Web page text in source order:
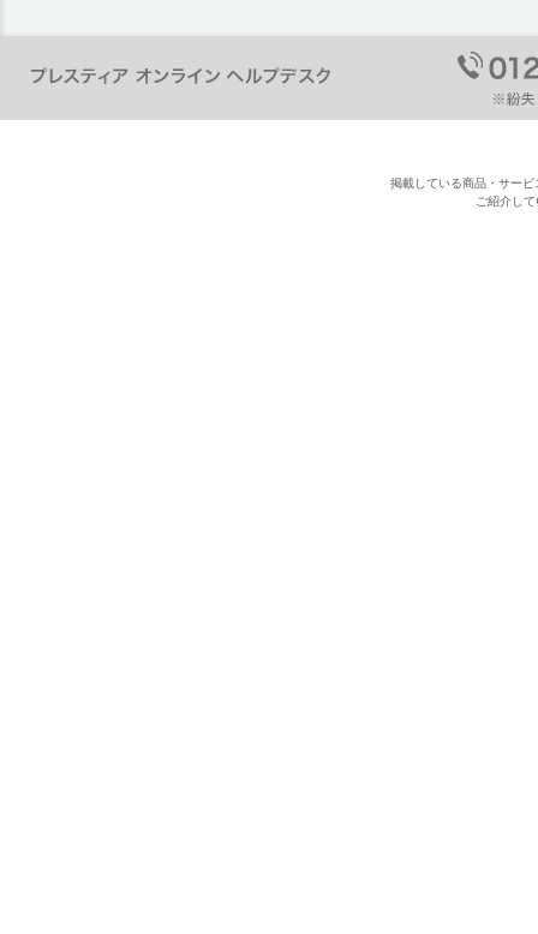
掲載している商品・サー
ご紹介し